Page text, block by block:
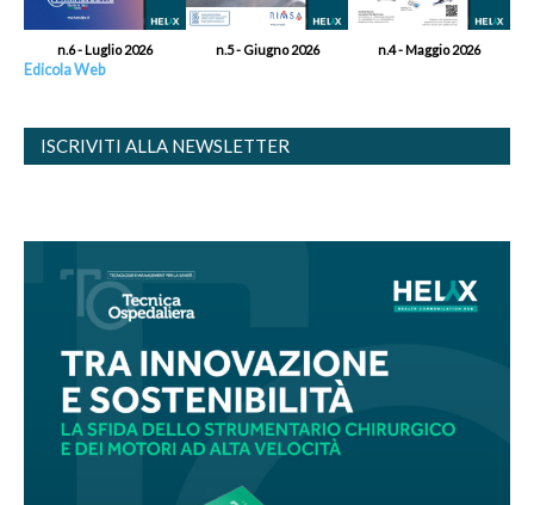
n.6 - Luglio 2026 n.5 - Giugno 2026 n.4 - Maggio 2026
Edicola Web
ISCRIVITI ALLA NEWSLETTER